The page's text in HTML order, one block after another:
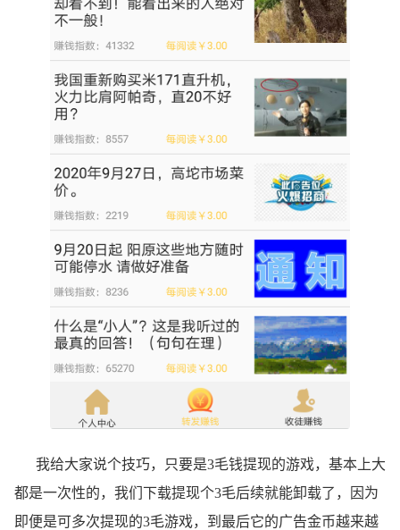
我给大家说个技巧，只要是3毛钱提现的游戏，基本上大
都是一次性的，我们下载提现个3毛后续就能卸载了，因为
即便是可多次提现的3毛游戏，到最后它的广告金币越来越